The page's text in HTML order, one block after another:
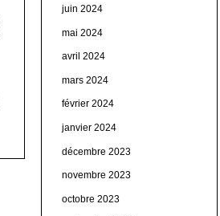
juin 2024
mai 2024
avril 2024
mars 2024
février 2024
janvier 2024
décembre 2023
novembre 2023
octobre 2023